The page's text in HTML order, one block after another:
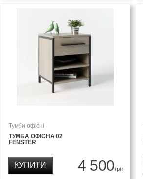
Тумби офісні
ТУМБА ОФІСНА 02
FENSTER
4 500грн
КУПИТИ